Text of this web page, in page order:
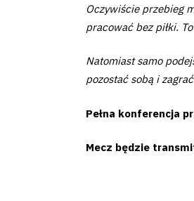
Strategy
Oczywiście przebieg
pracować bez piłki.
Natomiast samo
pozostać sobą i
Pełna konferencja
Mecz będzie